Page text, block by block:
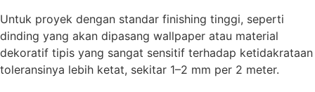
Untuk proyek dengan standar finishing tinggi, seperti
dinding yang akan dipasang wallpaper atau material
dekoratif tipis yang sangat sensitif terhadap ketidakrataan
toleransinya lebih ketat, sekitar 1–2 mm per 2 meter.